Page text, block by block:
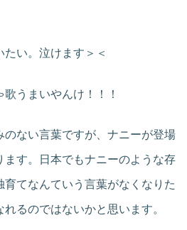
い。泣けます＞＜
うまいやんけ！！！
のない言葉ですが、ナニーが登場
ます。日本でもナニーのような存
てなんていう言葉がなくなりた
るのではないかと思います。